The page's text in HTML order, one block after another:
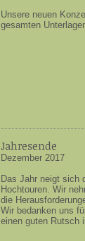
​Unsere neuen
gesamten
Jahresende
Dezember 2017
Das Jahr neigt sich
Hochtouren. Wir
die
Wir bedanken uns
einen guten Rutsch